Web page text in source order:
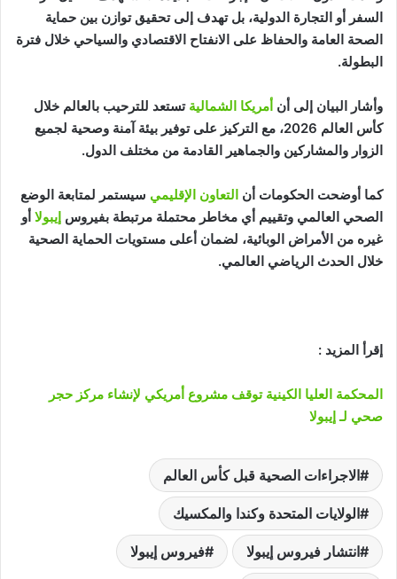
السفر أو التجارة الدولية، بل تهدف إلى تحقيق توازن بين حماية
الصحة العامة والحفاظ على الانفتاح الاقتصادي والسياحي خلال فترة
البطولة.
وأشار البيان إلى أن أمريكا الشمالية تستعد للترحيب بالعالم خلال
كأس العالم 2026، مع التركيز على توفير بيئة آمنة وصحية لجميع
الزوار والمشاركين والجماهير القادمة من مختلف الدول.
كما أوضحت الحكومات أن التعاون الإقليمي سيستمر لمتابعة الوضع
الصحي العالمي وتقييم أي مخاطر محتملة مرتبطة بفيروس إيبولا أو
غيره من الأمراض الوبائية، لضمان أعلى مستويات الحماية الصحية
خلال الحدث الرياضي العالمي.
إقرأ المزيد :
المحكمة العليا الكينية توقف مشروع أمريكي لإنشاء مركز حجر
صحي لـ إيبولا
الاجراءات الصحية قبل كأس العالم
الولايات المتحدة وكندا والمكسيك
انتشار فيروس إيبولا فيروس إيبولا